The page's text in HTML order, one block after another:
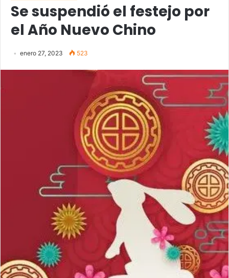
Se suspendió el festejo por
el Año Nuevo Chino
enero 27, 2023 523